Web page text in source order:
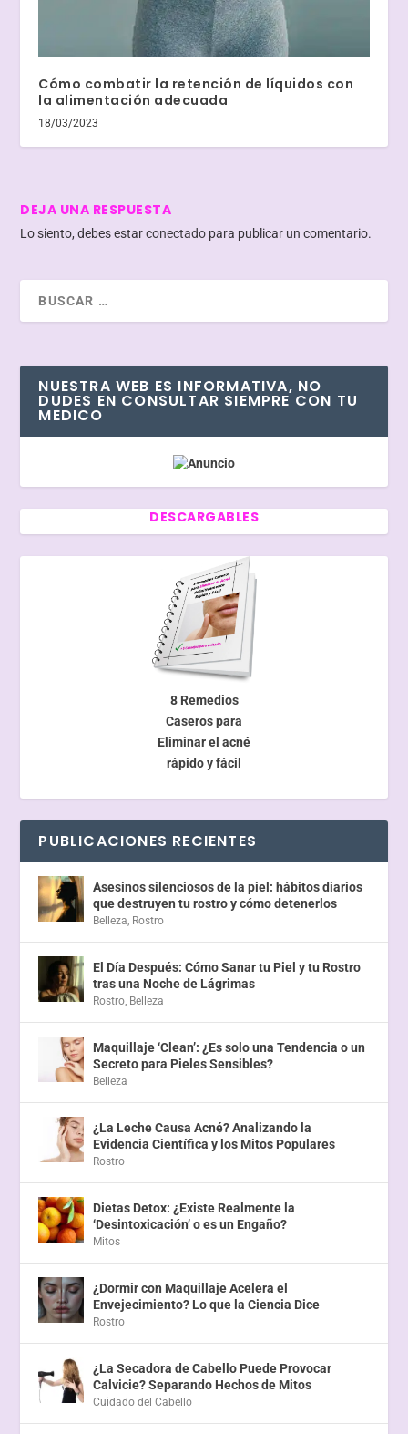
Cómo combatir la retención de líquidos con
la alimentación adecuada
18/03/2023
DEJA UNA RESPUESTA
Lo siento, debes estarconectado para publicar un comentario.
NUESTRA WEB ES INFORMATIVA, NO
DUDES EN CONSULTAR SIEMPRE CON TU
MEDICO
DESCARGABLES
8 Remedios
Caseros para
Eliminar el acné
rápido y fácil
PUBLICACIONES RECIENTES
Asesinos silenciosos de la piel: hábitos diarios
que destruyen tu rostro y cómo detenerlos
Belleza Rostro
El Día Después: Cómo Sanar tu Piel y tu Rostro
tras una Noche de Lágrimas
Rostro Belleza
Maquillaje ‘Clean’: ¿Es solo una Tendencia o un
Secreto para Pieles Sensibles?
Belleza
¿La Leche Causa Acné? Analizando la
Evidencia Científica y los Mitos Populares
Rostro
Dietas Detox: ¿Existe Realmente la
‘Desintoxicación’ o es un Engaño?
Mitos
¿Dormir con Maquillaje Acelera el
Envejecimiento? Lo que la Ciencia Dice
Rostro
¿La Secadora de Cabello Puede Provocar
Calvicie? Separando Hechos de Mitos
Cuidado del Cabello